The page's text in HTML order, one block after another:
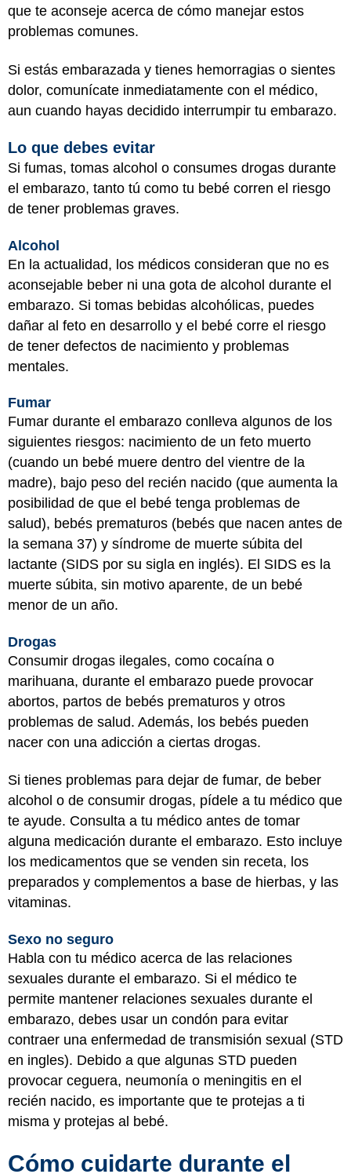
que te aconseje acerca de cómo manejar estos
problemas comunes.
Si estás embarazada y tienes hemorragias o sientes
dolor, comunícate inmediatamente con el médico,
aun cuando hayas decidido interrumpir tu embarazo.
Lo que debes evitar
Si fumas, tomas alcohol o consumes drogas durante
el embarazo, tanto tú como tu bebé corren el riesgo
de tener problemas graves.
Alcohol
En la actualidad, los médicos consideran que no es
aconsejable beber ni una gota de alcohol durante el
embarazo. Si tomas bebidas alcohólicas, puedes
dañar al feto en desarrollo y el bebé corre el riesgo
de tener defectos de nacimiento y problemas
mentales.
Fumar
Fumar durante el embarazo conlleva algunos de los
siguientes riesgos: nacimiento de un feto muerto
(cuando un bebé muere dentro del vientre de la
madre), bajo peso del recién nacido (que aumenta la
posibilidad de que el bebé tenga problemas de
salud), bebés prematuros (bebés que nacen antes de
la semana 37) y síndrome de muerte súbita del
lactante (SIDS por su sigla en inglés). El SIDS es la
muerte súbita, sin motivo aparente, de un bebé
menor de un año.
Drogas
Consumir drogas ilegales, como cocaína o
marihuana, durante el embarazo puede provocar
abortos, partos de bebés prematuros y otros
problemas de salud. Además, los bebés pueden
nacer con una adicción a ciertas drogas.
Si tienes problemas para dejar de fumar, de beber
alcohol o de consumir drogas, pídele a tu médico que
te ayude. Consulta a tu médico antes de tomar
alguna medicación durante el embarazo. Esto incluye
los medicamentos que se venden sin receta, los
preparados y complementos a base de hierbas, y las
vitaminas.
Sexo no seguro
Habla con tu médico acerca de las relaciones
sexuales durante el embarazo. Si el médico te
permite mantener relaciones sexuales durante el
embarazo, debes usar un condón para evitar
contraer una enfermedad de transmisión sexual (STD
en ingles). Debido a que algunas STD pueden
provocar ceguera, neumonía o meningitis en el
recién nacido, es importante que te protejas a ti
misma y protejas al bebé.
Cómo cuidarte durante el